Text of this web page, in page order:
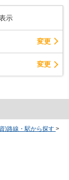
示
変更
変更
)路線・駅から探す >